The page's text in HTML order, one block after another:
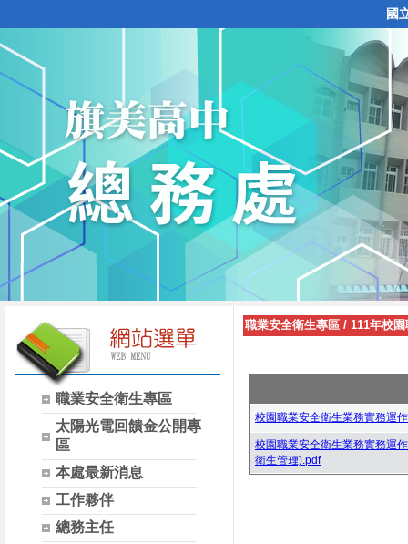
國
職業安全衛生專區
太陽光電回饋金公開專
區
本處最新消息
工作夥伴
總務主任
職業安全衛生專區 / 111年校
校園職業安全衛生業務實務運
校園職業安全衛生業務實務運
衛生管理).pdf